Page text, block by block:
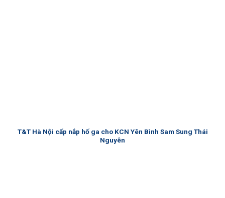
T&T Hà Nội cấp nắp hố ga cho KCN Yên Bình Sam Sung Thái
Nguyên